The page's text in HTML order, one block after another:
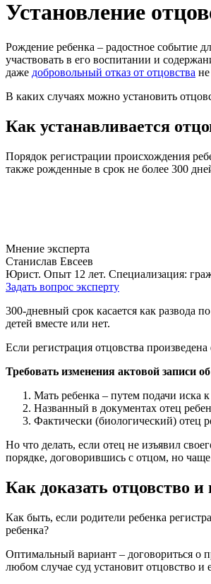
Установление
Рождение ребенка – радостное событие
участвовать в его воспитании и
даже добровольный отказ от отцовства
В каких случаях можно установить
Как устанавливается
Порядок регистрации происхождения
также рожденные в срок не более 300
Мнение эксперта
Станислав Евсеев
Юрист. Опыт 12 лет. Специализация:
Задать вопрос эксперту
300-дневный срок касается как развода
детей вместе или нет.
Если регистрация отцовства
Требовать изменения актовой записи
Мать ребенка – путем подачи иска
Названный в документах отец
Фактически (биологический) отец
Но что делать, если отец не изъявил
порядке, договорившись с отцом, но
Как доказать отцовство
Как быть, если родители ребенка
ребенка?
Оптимальный вариант – договориться о
любом случае суд установит отцовство и